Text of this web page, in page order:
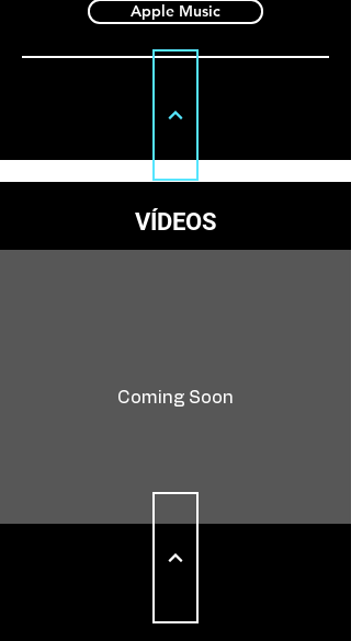
Apple Music
VÍDEOS
Coming Soon